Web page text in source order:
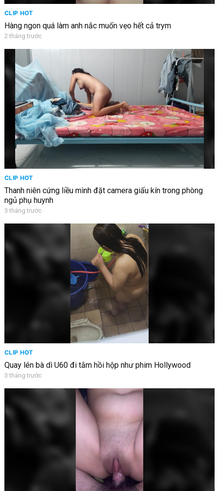
CLIP HOT
Hàng ngon quá làm anh nắc muốn vẹo hết cả trym
2 tháng trước
CLIP HOT
Thanh niên cứng liều mình đặt camera giấu kín trong phòng
ngủ phụ huynh
3 tháng trước
CLIP HOT
Quay lén bà dì U60 đi tắm hồi hộp như phim Hollywood
3 tháng trước